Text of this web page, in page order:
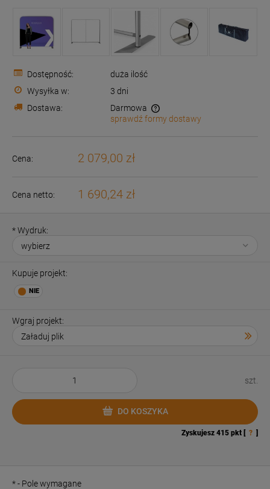
Dostępność:
duża ilość
Wysyłka w:
3 dni
Dostawa:
Darmowa
Cena nie zawiera ewentualnych kosztów płatności
sprawdź formy dostawy
Cena: 2 079,00 zł
Cena netto: 1 690,24 zł
*Wydruk:
Kupuje projekt:
Wgraj projekt:
szt.
DO KOSZYKA
Zyskujesz 415 pkt [ ? ]
*- Pole wymagane